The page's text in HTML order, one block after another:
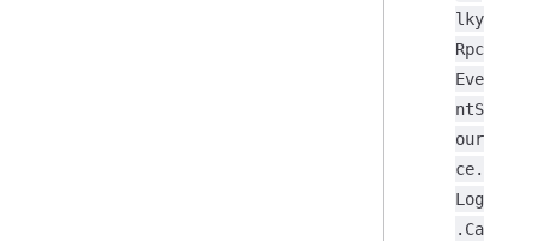
lky
Rpc
Eve
ntS
our
ce.
Log
.Ca